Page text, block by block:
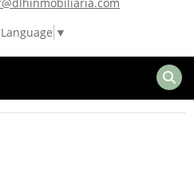
▼